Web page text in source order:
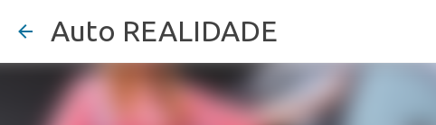
Auto REALIDADE